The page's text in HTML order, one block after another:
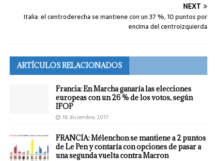
NEXT
Italia: el centroderecha se mantiene con un 37 %, 10 puntos por
encima del centroizquierda
ARTÍCULOS RELACIONADOS
Francia: En Marcha ganaría las elecciones
europeas con un 26 % de los votos, según
IFOP
18 diciembre, 2017
FRANCIA: Mélenchon se mantiene a 2 puntos
de Le Pen y contaría con opciones de pasar a
una segunda vuelta contra Macron